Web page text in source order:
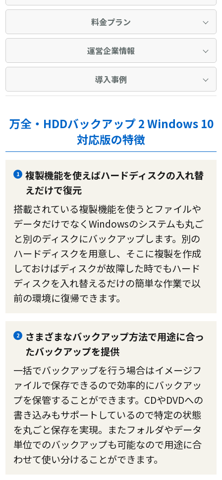
料金プラン
運営企業情報
導入事例
万全・HDDバックアップ 2 Windows 10
対応版の特徴
1
複製機能を使えばハードディスクの入れ替
えだけで復元
搭載されている複製機能を使うとファイルや
データだけでなくWindowsのシステムも丸ご
と別のディスクにバックアップします。別の
ハードディスクを用意し、そこに複製を作成
しておけばディスクが故障した時でもハード
ディスクを入れ替えるだけの簡単な作業で以
前の環境に復帰できます。
2
さまざまなバックアップ方法で用途に合っ
たバックアップを提供
一括でバックアップを行う場合はイメージフ
ァイルで保存できるので効率的にバックアッ
プを保管することができます。CDやDVDへの
書き込みもサポートしているので特定の状態
を丸ごと保存を実現。またフォルダやデータ
単位でのバックアップも可能なので用途に合
わせて使い分けることができます。